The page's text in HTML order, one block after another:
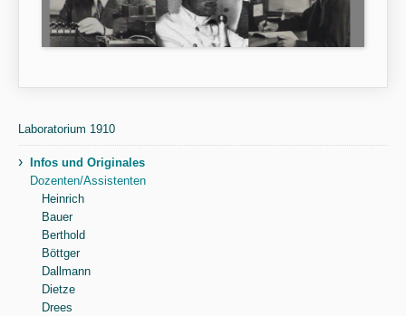
Laboratorium 1910
›
Infos und Originales
Dozenten/Assistenten
Heinrich
Bauer
Berthold
Böttger
Dallmann
Dietze
Drees